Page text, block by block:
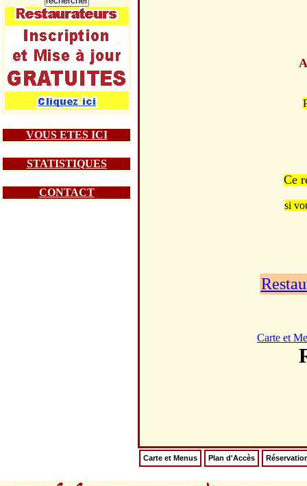
VOUS ETES ICI
STATISTIQUES
CONTACT
Ce
si
Carte et
Carte et Menus Plan d'Accès